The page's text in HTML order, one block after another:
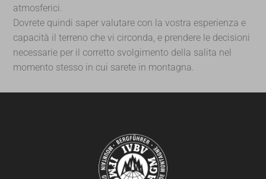
atmosferici.
Dovrete quindi saper valutare con la vostra esperienza e
capacità il terreno che vi circonda, e prendere le decisioni
necessarie per il corretto svolgimento della salita nel
momento stesso in cui sarete in montagna.